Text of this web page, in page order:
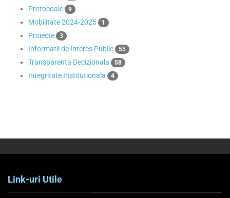
Protocoale 9
Mobilitate 2024-2025 1
Proiecte 3
Informatii de Interes Public 55
Transparenta Decizionala 58
Integritate Institutionala 4
Link-uri Utile